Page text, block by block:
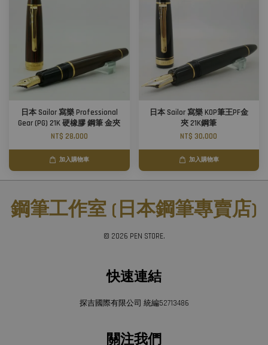
日本 Sailor 寫樂 Professional
Gear (PG) 21K 硬橡膠 鋼筆 金夾
NT$ 28,000
加入購物車
日本 Sailor 寫樂 KOP筆王PF金
夾 21K鋼筆
NT$ 30,000
加入購物車
鋼筆工作室 (日本鋼筆專賣店)
© 2026 PEN STORE.
快速連結
探吉國際有限公司 統編52713486
關注我們